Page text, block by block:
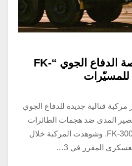
الصين تنشر منصة الدفاع الجوي “FK-
قتالية جديدة للدفاع الجوي
المدى ضد هجمات الطائرات
المسيرة تحمل اسم FK-3000. وشوهدت المركبة خلال
المقرر في 3…